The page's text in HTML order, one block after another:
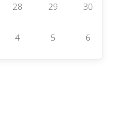
28 29 30
4 5 6